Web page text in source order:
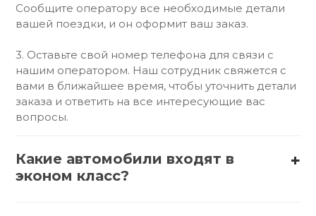
Сообщите оператору все необходимые детали
вашей поездки, и он оформит ваш заказ.
3. Оставьте свой номер телефона для связи с
нашим оператором. Наш сотрудник свяжется с
вами в ближайшее время, чтобы уточнить детали
заказа и ответить на все интересующие вас
вопросы.
Какие автомобили входят в
эконом класс?